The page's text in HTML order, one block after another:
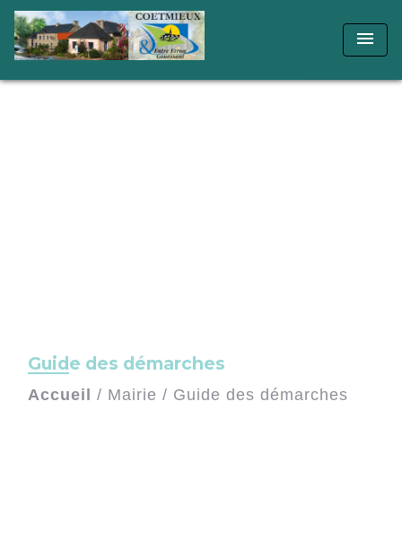
menu
Guide des démarches
Accueil / Mairie / Guide des démarches